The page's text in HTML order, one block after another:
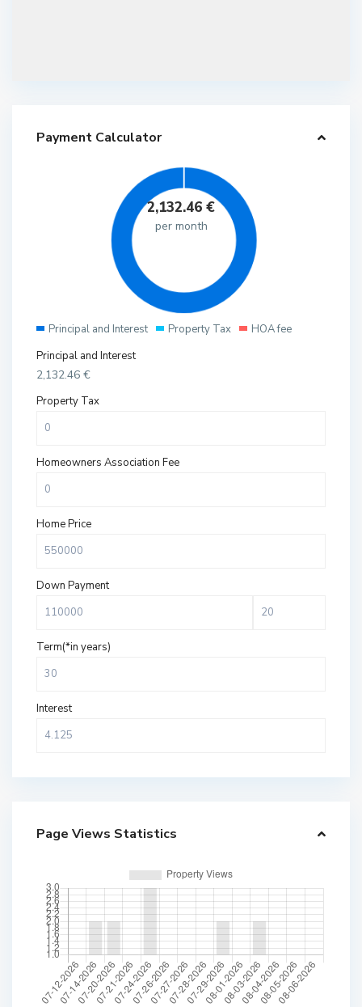
Payment Calculator
2,132.46 €
per month
Principal and Interest Property Tax
HOA fee
Principal and Interest
2,132.46 €
Property Tax
Homeowners Association Fee
Home Price
Down Payment
Term(*in years)
Interest
Page Views Statistics